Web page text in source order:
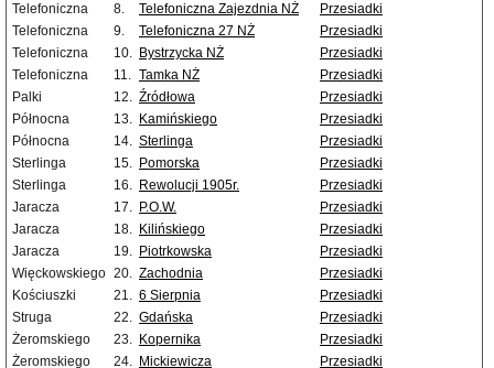
Telefoniczna
8. Telefoniczna Zajezdnia NŻ
Przesiadki
Telefoniczna
9. Telefoniczna 27 NŻ
Przesiadki
Telefoniczna
10. Bystrzycka NŻ
Przesiadki
Telefoniczna
11. Tamka NŻ
Przesiadki
Palki
12. Źródłowa
Przesiadki
Północna
13. Kamińskiego
Przesiadki
Północna
14. Sterlinga
Przesiadki
Sterlinga
15. Pomorska
Przesiadki
Sterlinga
16. Rewolucji 1905r.
Przesiadki
Jaracza
17. P.O.W.
Przesiadki
Jaracza
18. Kilińskiego
Przesiadki
Jaracza
19. Piotrkowska
Przesiadki
Więckowskiego 20. Zachodnia
Przesiadki
Kościuszki
21. 6 Sierpnia
Przesiadki
Struga
22. Gdańska
Przesiadki
Żeromskiego
23. Kopernika
Przesiadki
Żeromskiego
24. Mickiewicza
Przesiadki